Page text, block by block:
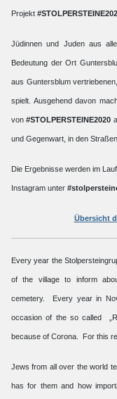
Projekt
Jüdinnen und Juden aus
Bedeutung der Ort
aus Guntersblum
spielt. Ausgehend davon
von#STOLPERSTEINE2020
und Gegenwart, in den
Die Ergebnisse werden im
Instagram unter
Übersicht
Every year the
of the village to inform
cemetery. Every year in
occasion of the so called
because of Corona. For this
Jews from all over the world
has for them and how